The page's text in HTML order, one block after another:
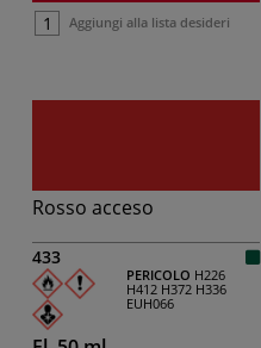
Aggiungi alla lista desideri
Rosso acceso
433
PERICOLO H226
H412 H372 H336
EUH066